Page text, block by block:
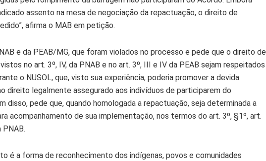
assento na mesa de negociação da repactuação, o direito de
afirma o MAB em petição.
e da PEAB/MG, que foram violados no processo e pede que o direito de
no art. 3º, IV, da PNAB e no art. 3º, III e IV da PEAB sejam respeitados
o NUSOL, que, visto sua experiência, poderia promover a devida
direito legalmente assegurado aos indivíduos de participarem do
disso, pede que, quando homologada a repactuação, seja determinada a
acompanhamento de sua implementação, nos termos do art. 3º, §1º, art.
PNAB.
é a forma de reconhecimento dos indígenas, povos e comunidades